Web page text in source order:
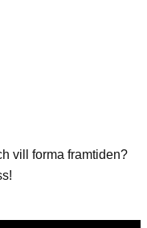
vill forma framtiden?